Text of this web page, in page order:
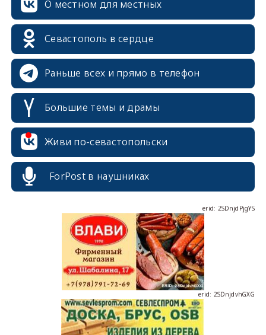
О местном для местных
Севастополь в сердце
Раньше всех и прямо в телефон
Большие темы и драмы
Живи по-севастопольски
ForPost в наушниках
erid: 2SDnjdvhGXG